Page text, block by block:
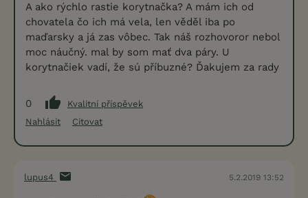
A ako rýchlo rastie korytnačka? A mám ich od
chovatela čo ich má vela, len věděl iba po
maďarsky a já zas vôbec. Tak náš rozhovoror nebol
moc náučný. mal by som mať dva páry. U
korytnačiek vadí, že sú příbuzné? Ďakujem za rady
0
Kvalitní příspěvek
Nahlásit
Citovat
lupus4 5.2.2019 13:52